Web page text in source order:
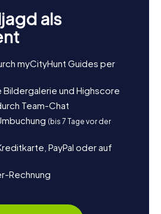
als
myCityHunt Guides per
Bildergalerie und Highscore
Team-Chat
(bis 7 Tage vor der
PayPal oder auf
Rechnung